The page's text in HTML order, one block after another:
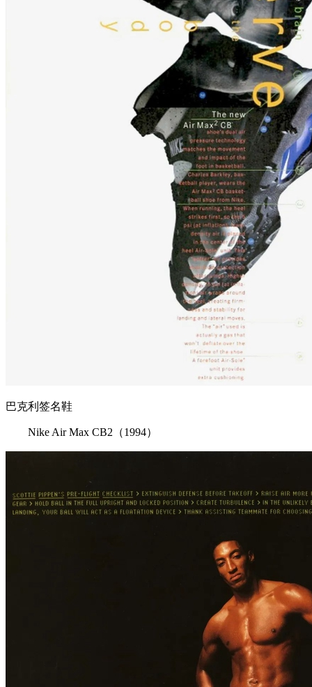
巴克利签名鞋
Nike Air Max CB2（1994）